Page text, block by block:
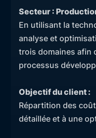
Secteur :
En utilisant la
analyse et
trois domaines afin
processus
Objectif du client :
Répartition des
détaillée et à une